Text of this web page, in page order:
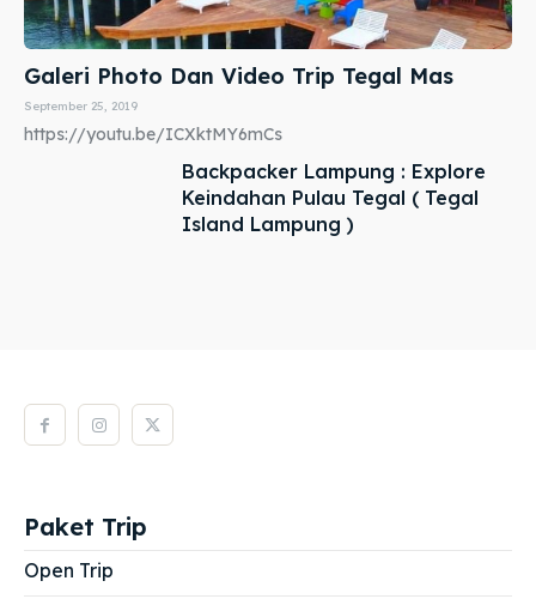
Galeri Photo Dan Video Trip Tegal Mas
September 25, 2019
https://youtu.be/ICXktMY6mCs
Backpacker Lampung : Explore
Keindahan Pulau Tegal ( Tegal
Island Lampung )
Paket Trip
Open Trip